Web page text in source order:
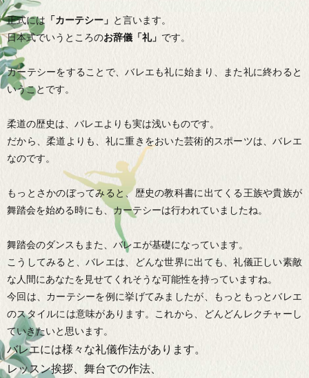
正式には 「カーテシー」 と言います。
日本式でいうところのお辞儀「礼」 です。
カーテシーをすることで、バレエも礼に始まり、また礼に終わると
いうことです。
柔道の歴史は、バレエよりも実は浅いものです。
だから、柔道よりも、礼に重きをおいた芸術的スポーツは、バレエ
なのです。
もっとさかのぼってみると、歴史の教科書に出てくる王族や貴族が
舞踏会を始める時にも、カーテシーは行われていましたね。
舞踏会のダンスもまた、バレエが基礎になっています。
こうしてみると、バレエは、どんな世界に出ても、礼儀正しい素敵
な人間にあなたを見せてくれそうな可能性を持っていますね。
今回は、カーテシーを例に挙げてみましたが、もっともっとバレエ
のスタイルには意味があります。これから、どんどんレクチャーし
ていきたいと思います。
バレエには様々な礼儀作法があります。
レッスン挨拶、舞台での作法、